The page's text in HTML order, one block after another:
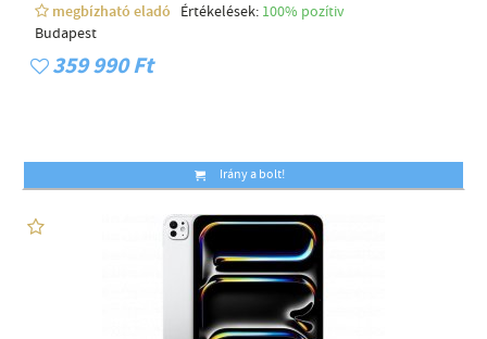
megbízható eladó
Értékelések: 100% pozítiv
Budapest
359 990 Ft
Irány a bolt!